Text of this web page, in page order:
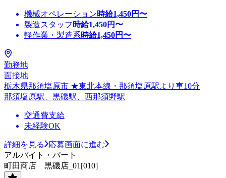
機械オペレーション時給1,450円〜
製造スタッフ 時給1,450円〜
軽作業・製造系時給1,450円〜
勤務地
面接地
栃木県那須塩原市 ★東北本線・那須塩原駅より車10分
那須塩原駅、黒磯駅、西那須野駅
交通費支給
未経験OK
詳細を見る
応募画面に進む
アルバイト・パート
町田商店 黒磯店_01[010]